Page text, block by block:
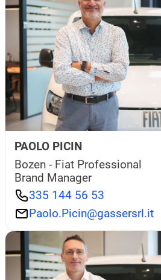
PAOLO PICIN
Bozen - Fiat Professional
Brand Manager
335 144 56 53
Paolo.Picin@gassersrl.it